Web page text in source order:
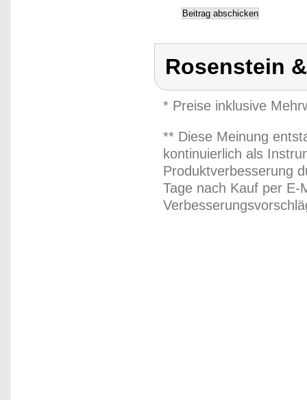
Rosenstein
* Preise inklusive
** Diese Meinung
kontinuierlich als
Produktverbesserung
Tage nach Kauf per E-